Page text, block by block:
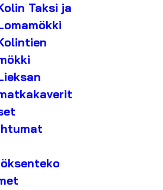
Taksi ja